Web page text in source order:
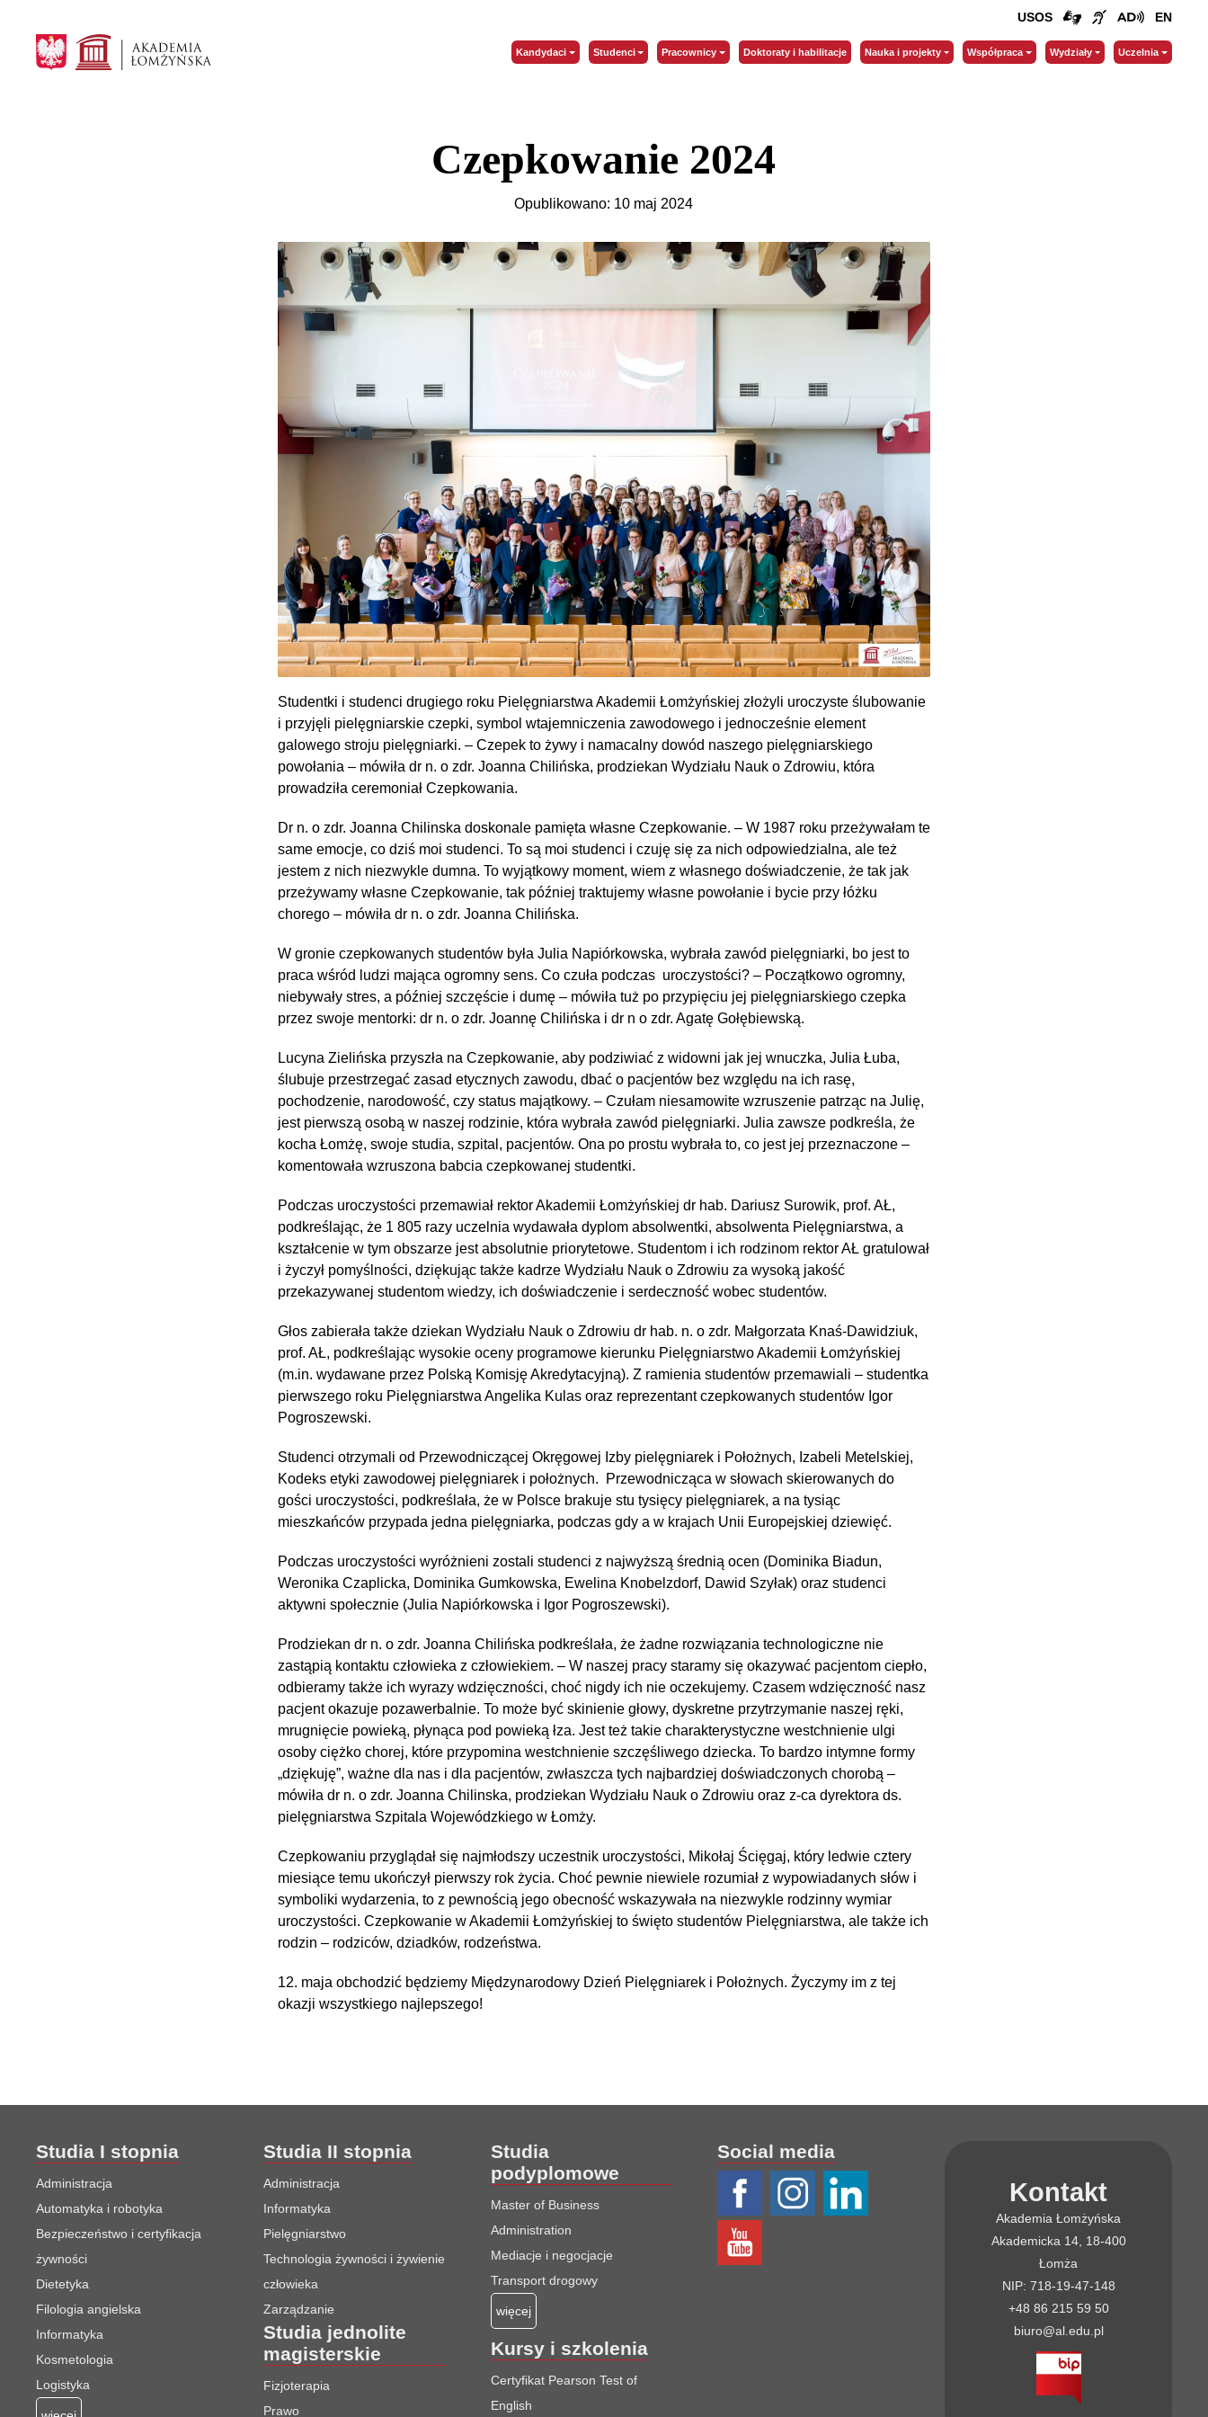
USOS EN
Kandydaci Studenci Pracownicy Doktoraty i habilitacje Nauka i projekty Współpraca Wydziały Uczelnia
Czepkowanie 2024
Opublikowano: 10 maj 2024
Studentki i studenci drugiego roku Pielęgniarstwa Akademii Łomżyńskiej złożyli uroczyste ślubowanie
i przyjęli pielęgniarskie czepki, symbol wtajemniczenia zawodowego i jednocześnie element
galowego stroju pielęgniarki. – Czepek to żywy i namacalny dowód naszego pielęgniarskiego
powołania – mówiła dr n. o zdr. Joanna Chilińska, prodziekan Wydziału Nauk o Zdrowiu, która
prowadziła ceremoniał Czepkowania.
Dr n. o zdr. Joanna Chilinska doskonale pamięta własne Czepkowanie. – W 1987 roku przeżywałam te
same emocje, co dziś moi studenci. To są moi studenci i czuję się za nich odpowiedzialna, ale też
jestem z nich niezwykle dumna. To wyjątkowy moment, wiem z własnego doświadczenie, że tak jak
przeżywamy własne Czepkowanie, tak później traktujemy własne powołanie i bycie przy łóżku
chorego – mówiła dr n. o zdr. Joanna Chilińska.
W gronie czepkowanych studentów była Julia Napiórkowska, wybrała zawód pielęgniarki, bo jest to
praca wśród ludzi mająca ogromny sens. Co czuła podczas uroczystości? – Początkowo ogromny,
niebywały stres, a później szczęście i dumę – mówiła tuż po przypięciu jej pielęgniarskiego czepka
przez swoje mentorki: dr n. o zdr. Joannę Chilińska i dr n o zdr. Agatę Gołębiewską.
Lucyna Zielińska przyszła na Czepkowanie, aby podziwiać z widowni jak jej wnuczka, Julia Łuba,
ślubuje przestrzegać zasad etycznych zawodu, dbać o pacjentów bez względu na ich rasę,
pochodzenie, narodowość, czy status majątkowy. – Czułam niesamowite wzruszenie patrząc na Julię,
jest pierwszą osobą w naszej rodzinie, która wybrała zawód pielęgniarki. Julia zawsze podkreśla, że
kocha Łomżę, swoje studia, szpital, pacjentów. Ona po prostu wybrała to, co jest jej przeznaczone –
komentowała wzruszona babcia czepkowanej studentki.
Podczas uroczystości przemawiał rektor Akademii Łomżyńskiej dr hab. Dariusz Surowik, prof. AŁ,
podkreślając, że 1 805 razy uczelnia wydawała dyplom absolwentki, absolwenta Pielęgniarstwa, a
kształcenie w tym obszarze jest absolutnie priorytetowe. Studentom i ich rodzinom rektor AŁ gratulował
i życzył pomyślności, dziękując także kadrze Wydziału Nauk o Zdrowiu za wysoką jakość
przekazywanej studentom wiedzy, ich doświadczenie i serdeczność wobec studentów.
Głos zabierała także dziekan Wydziału Nauk o Zdrowiu dr hab. n. o zdr. Małgorzata Knaś-Dawidziuk,
prof. AŁ, podkreślając wysokie oceny programowe kierunku Pielęgniarstwo Akademii Łomżyńskiej
(m.in. wydawane przez Polską Komisję Akredytacyjną). Z ramienia studentów przemawiali – studentka
pierwszego roku Pielęgniarstwa Angelika Kulas oraz reprezentant czepkowanych studentów Igor
Pogroszewski.
Studenci otrzymali od Przewodniczącej Okręgowej Izby pielęgniarek i Położnych, Izabeli Metelskiej,
Kodeks etyki zawodowej pielęgniarek i położnych. Przewodnicząca w słowach skierowanych do
gości uroczystości, podkreślała, że w Polsce brakuje stu tysięcy pielęgniarek, a na tysiąc
mieszkańców przypada jedna pielęgniarka, podczas gdy a w krajach Unii Europejskiej dziewięć.
Podczas uroczystości wyróżnieni zostali studenci z najwyższą średnią ocen (Dominika Biadun,
Weronika Czaplicka, Dominika Gumkowska, Ewelina Knobelzdorf, Dawid Szyłak) oraz studenci
aktywni społecznie (Julia Napiórkowska i Igor Pogroszewski).
Prodziekan dr n. o zdr. Joanna Chilińska podkreślała, że żadne rozwiązania technologiczne nie
zastąpią kontaktu człowieka z człowiekiem. – W naszej pracy staramy się okazywać pacjentom ciepło,
odbieramy także ich wyrazy wdzięczności, choć nigdy ich nie oczekujemy. Czasem wdzięczność nasz
pacjent okazuje pozawerbalnie. To może być skinienie głowy, dyskretne przytrzymanie naszej ręki,
mrugnięcie powieką, płynąca pod powieką łza. Jest też takie charakterystyczne westchnienie ulgi
osoby ciężko chorej, które przypomina westchnienie szczęśliwego dziecka. To bardzo intymne formy
„dziękuję”, ważne dla nas i dla pacjentów, zwłaszcza tych najbardziej doświadczonych chorobą –
mówiła dr n. o zdr. Joanna Chilinska, prodziekan Wydziału Nauk o Zdrowiu oraz z-ca dyrektora ds.
pielęgniarstwa Szpitala Wojewódzkiego w Łomży.
Czepkowaniu przyglądał się najmłodszy uczestnik uroczystości, Mikołaj Ścięgaj, który ledwie cztery
miesiące temu ukończył pierwszy rok życia. Choć pewnie niewiele rozumiał z wypowiadanych słów i
symboliki wydarzenia, to z pewnością jego obecność wskazywała na niezwykle rodzinny wymiar
uroczystości. Czepkowanie w Akademii Łomżyńskiej to święto studentów Pielęgniarstwa, ale także ich
rodzin – rodziców, dziadków, rodzeństwa.
12. maja obchodzić będziemy Międzynarodowy Dzień Pielęgniarek i Położnych. Życzymy im z tej
okazji wszystkiego najlepszego!
Studia I stopnia
Administracja
Automatyka i robotyka
Bezpieczeństwo i certyfikacja
żywności
Dietetyka
Filologia angielska
Informatyka
Kosmetologia
Logistyka
Studia II stopnia
Administracja
Informatyka
Pielęgniarstwo
Technologia żywności i żywienie
człowieka
Zarządzanie
Studia jednolite
magisterskie
Fizjoterapia
Prawo
Studia
podyplomowe
Master of Business
Administration
Mediacje i negocjacje
Transport drogowy
więcej
Kursy i szkolenia
Certyfikat Pearson Test of
English
Social media
Kontakt
Akademia Łomżyńska
Akademicka 14, 18-400
Łomża
NIP: 718-19-47-148
+48 86 215 59 50
biuro@al.edu.pl